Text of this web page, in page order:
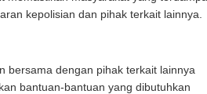
kepolisian dan pihak terkait lainnya.
bersama dengan pihak terkait lainnya
bantuan-bantuan yang dibutuhkan